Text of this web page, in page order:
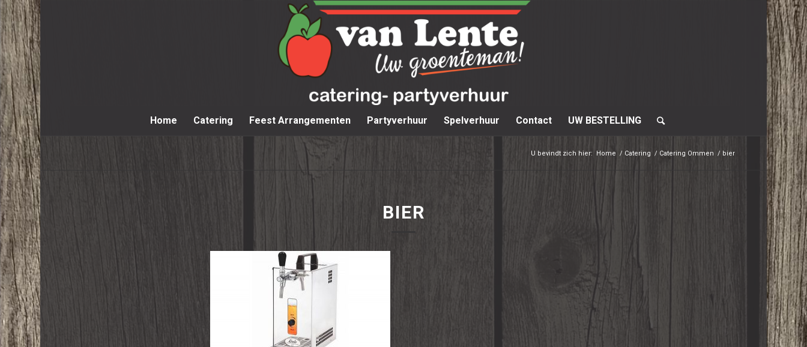
Home Catering Feest Arrangementen Partyverhuur Spelverhuur Contact UW BESTELLING
U bevindt zich hier: Home / Catering / Catering Ommen / bier
BIER